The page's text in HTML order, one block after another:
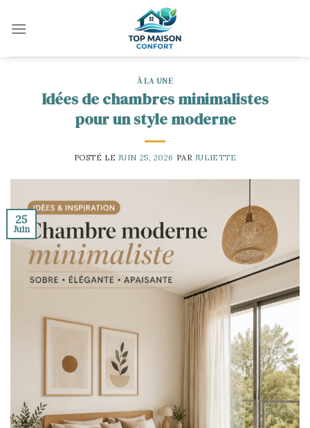
À LA UNE
Idées de chambres minimalistes
pour un style moderne
POSTÉ LE JUIN 25, 2026 PAR JULIETTE
25
Juin